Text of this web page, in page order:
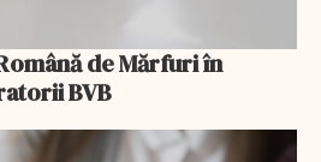
de Mărfuri în
BVB